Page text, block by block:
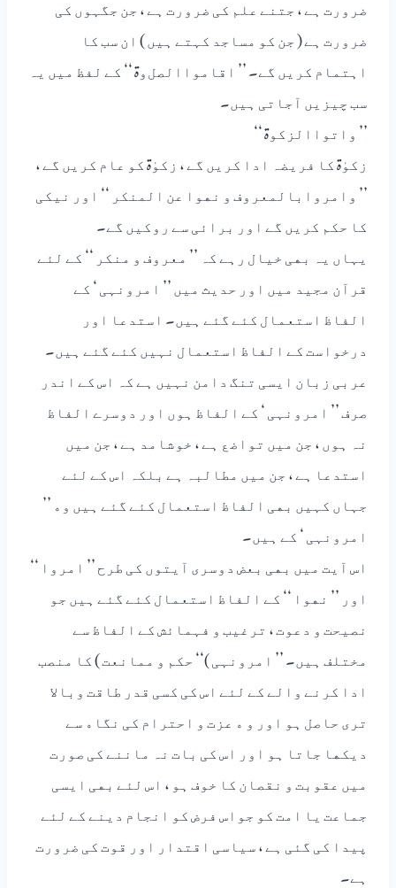
ﺿﺮﻭﺭﺕ ﮨﮯ ( ﺟﻦ ﮐﻮ ﻣﺴﺎﺟﺪ ﮐﮩﺘﮯ ﮨﯿﮟ ) ﺍﻥ ﺳﺐ ﮐﺎ
ﺍﮨﺘﻤﺎﻡ ﮐﺮﯾﮟ ﮔﮯ۔ ’’ ﺍﻗﺎﻣﻮﺍﺍﻟﺼﻞﻭۃ ‘‘ ﮐﮯ ﻟﻔﻆ ﻣﯿﮟ ﯾﮧ
ﺳﺐ ﭼﯿﺰﯾﮟ ﺍٓﺟﺎﺗﯽ ﮨﯿﮟ۔
’’ ﻭﺍﺗﻮﺍﺍﻟﺰﮐﻮۃ ‘‘
ﺯﮐﻮٰۃ ﮐﺎ ﻓﺮﯾﻀﮧ ﺍﺩﺍ ﮐﺮﯾﮟ ﮔﮯ ، ﺯﮐﻮٰۃ ﮐﻮ ﻋﺎﻡ ﮐﺮﯾﮟ ﮔﮯ ،
’’ ﻭﺍﻣﺮﻭﺍﺑﺎﻟﻤﻌﺮﻭﻑ ﻭ ﻧﮭﻮﺍ ﻋﻦ ﺍﻟﻤﻨﮑﺮ ‘‘ ﺍﻭﺭ ﻧﯿﮑﯽ
ﮐﺎ ﺣﮑﻢ ﮐﺮﯾﮟ ﮔﮯ ﺍﻭﺭ ﺑﺮﺍﺋﯽ ﺳﮯ ﺭﻭﮐﯿﮟ ﮔﮯ۔
ﯾﮩﺎﮞ ﯾﮧ ﺑﮭﯽ ﺧﯿﺎﻝ ﺭﮨﮯ ﮐﮧ ’’ ﻣﻌﺮﻭﻑ ﻭ ﻣﻨﮑﺮ ‘‘ ﮐﮯ ﻟﺌﮯ
ﻗﺮﺍٓﻥ ﻣﺠﯿﺪ ﻣﯿﮟ ﺍﻭﺭ ﺣﺪﯾﺚ ﻣﯿﮟ ’’ ﺍﻣﺮﻭﻧﮩﯽ ‘ ﮐﮯ
ﺍﻟﻔﺎﻅ ﺍﺳﺘﻌﻤﺎﻝ ﮐﺌﮯ ﮔﺌﮯ ﮨﯿﮟ۔ ﺍﺳﺘﺪﻋﺎ ﺍﻭﺭ
ﺩﺭﺧﻮﺍﺳﺖ ﮐﮯ ﺍﻟﻔﺎﻅ ﺍﺳﺘﻌﻤﺎﻝ ﻧﮩﯿﮟ ﮐﺌﮯ ﮔﺌﮯ ﮨﯿﮟ۔
ﻋﺮﺑﯽ ﺯﺑﺎﻥ ﺍﯾﺴﯽ ﺗﻨﮓ ﺩﺍﻣﻦ ﻧﮩﯿﮟ ﮨﮯ ﮐﮧ ﺍﺱ ﮐﮯ ﺍﻧﺪﺭ
ﺻﺮﻑ ’’ ﺍﻣﺮﻭﻧﮩﯽ ‘ ﮐﮯ ﺍﻟﻔﺎﻅ ﮨﻮﮞ ﺍﻭﺭ ﺩﻭﺳﺮﮮ ﺍﻟﻔﺎﻅ
ﻧﮧ ﮨﻮﮞ ، ﺟﻦ ﻣﯿﮟ ﺗﻮﺍﺿﻊ ﮨﮯ ، ﺧﻮﺷﺎﻣﺪ ﮨﮯ ، ﺟﻦ ﻣﯿﮟ
ﺍﺳﺘﺪﻋﺎ ﮨﮯ ، ﺟﻦ ﻣﯿﮟ ﻣﻄﺎﻟﺒﮧ ﮨﮯ ﺑﻠﮑﮧ ﺍﺱ ﮐﮯ ﻟﺌﮯ
ﺟﮩﺎﮞ ﮐﮩﯿﮟ ﺑﮭﯽ ﺍﻟﻔﺎﻅ ﺍﺳﺘﻌﻤﺎﻝ ﮐﺌﮯ ﮔﺌﮯ ﮨﯿﮟ ﻭﮦ ’’
ﺍﻣﺮﻭﻧﮩﯽ ‘ ﮐﮯ ﮨﯿﮟ۔
ﺍﺱ ﺍٓﯾﺖ ﻣﯿﮟ ﺑﮭﯽ ﺑﻌﺾ ﺩﻭﺳﺮﯼ ﺍٓﯾﺘﻮﮞ ﮐﯽ ﻃﺮﺡ ’’ ﺍﻣﺮﻭﺍ ‘‘
ﺍﻭﺭ ’’ ﻧﮭﻮﺍ ‘‘ ﮐﮯ ﺍﻟﻔﺎﻅ ﺍﺳﺘﻌﻤﺎﻝ ﮐﺌﮯ ﮔﺌﮯ ﮨﯿﮟ ﺟﻮ
ﻧﺼﯿﺤﺖ ﻭ ﺩﻋﻮﺕ ، ﺗﺮﻏﯿﺐ ﻭ ﻓﮩﻤﺎﺋﺶ ﮐﮯ ﺍﻟﻔﺎﻅ ﺳﮯ
ﻣﺨﺘﻠﻒ ﮨﯿﮟ۔ ’’ ﺍﻣﺮﻭﻧﮩﯽ )‘‘ ﺣﮑﻢ ﻭ ﻣﻤﺎﻧﻌﺖ ) ﮐﺎ ﻣﻨﺼﺐ
ﺍﺩﺍ ﮐﺮﻧﮯ ﻭﺍﻟﮯ ﮐﮯ ﻟﺌﮯ ﺍﺱ ﮐﯽ ﮐﺴﯽ ﻗﺪﺭ ﻃﺎﻗﺖ ﻭﺑﺎﻻ
ﺗﺮﯼ ﺣﺎﺻﻞ ﮨﻮ ﺍﻭﺭ ﻭ ﮦ ﻋﺰﺕ ﻭ ﺍﺣﺘﺮﺍﻡ ﮐﯽ ﻧﮕﺎﮦ ﺳﮯ
ﺩﯾﮑﮭﺎ ﺟﺎﺗﺎ ﮨﻮ ﺍﻭﺭ ﺍﺱ ﮐﯽ ﺑﺎﺕ ﻧﮧ ﻣﺎﻧﻨﮯ ﮐﯽ ﺻﻮﺭﺕ
ﻣﯿﮟ ﻋﻘﻮﺑﺖ ﻭ ﻧﻘﺼﺎﻥ ﮐﺎ ﺧﻮﻑ ﮨﻮ ، ﺍﺱ ﻟﺌﮯ ﺑﮭﯽ ﺍﯾﺴﯽ
ﺟﻤﺎﻋﺖ ﯾﺎ ﺍﻣﺖ ﮐﻮ ﺟﻮﺍﺱ ﻓﺮﺽ ﮐﻮ ﺍﻧﺠﺎﻡ ﺩﯾﻨﮯ ﮐﮯ ﻟﺌﮯ
ﭘﯿﺪﺍ ﮐﯽ ﮔﺌﯽ ﮨﮯ ، ﺳﯿﺎﺳﯽ ﺍﻗﺘﺪﺍﺭ ﺍﻭﺭ ﻗﻮﺕ ﮐﯽ ﺿﺮﻭﺭﺕ
ﮨﮯ۔